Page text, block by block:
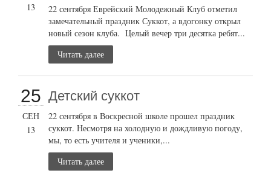
13
22 сентября Еврейский Молодежный Клуб отметил
замечательный праздник Суккот, а вдогонку открыл
новый сезон клуба. Целый вечер три десятка ребят...
Читать далее
25
СЕН
13
Детский суккот
22 сентября в Воскресной школе прошел праздник
суккот. Несмотря на холодную и дождливую погоду,
мы, то есть учителя и ученики,...
Читать далее